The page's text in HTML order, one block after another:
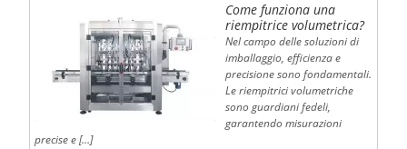
Come funziona una
riempitrice volumetrica?
Nel campo delle soluzioni di
imballaggio, efficienza e
precisione sono fondamentali.
Le riempitrici volumetriche
sono guardiani fedeli,
garantendo misurazioni
precise e […]